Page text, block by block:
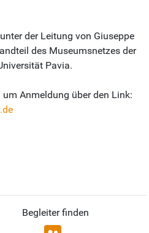
der Leitung von Giuseppe
des Museumsnetzes der
Pavia.
Anmeldung über den Link:
Begleiter finden